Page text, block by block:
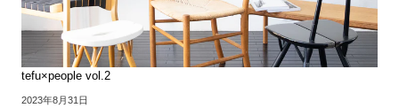
tefu×people vol.2
2023年8月31日